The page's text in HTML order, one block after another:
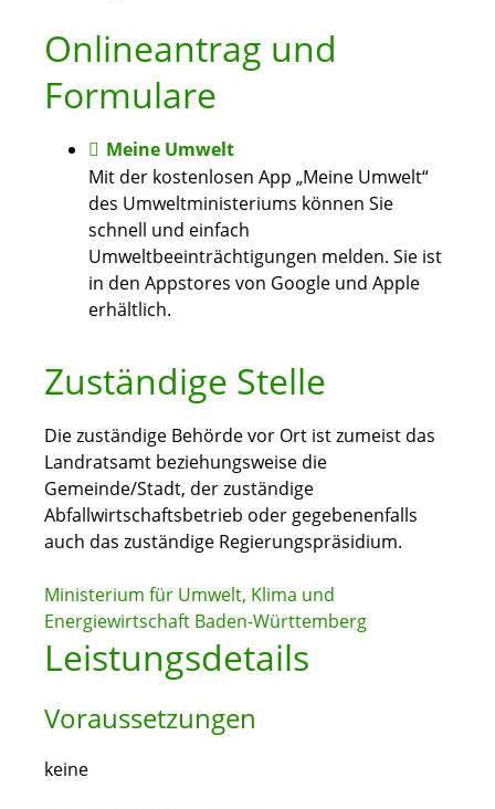
Onlineantrag und
Formulare
Meine Umwelt
Mit der kostenlosen App „Meine Umwelt“
des Umweltministeriums können Sie
schnell und einfach
Umweltbeeinträchtigungen melden. Sie ist
in den Appstores von Google und Apple
erhältlich.
Zuständige Stelle
Die zuständige Behörde vor Ort ist zumeist das
Landratsamt beziehungsweise die
Gemeinde/Stadt, der zuständige
Abfallwirtschaftsbetrieb oder gegebenenfalls
auch das zuständige Regierungspräsidium.
Ministerium für Umwelt, Klima und
Energiewirtschaft Baden-Württemberg
Leistungsdetails
Voraussetzungen
keine